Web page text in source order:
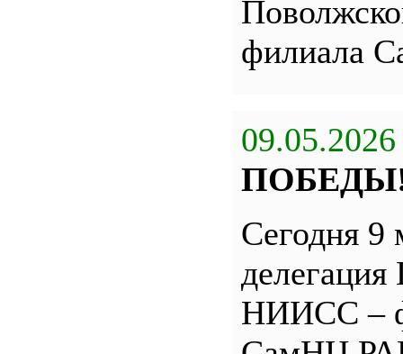
филиала
09.05.2026
Сегодня 9
НИИСС –